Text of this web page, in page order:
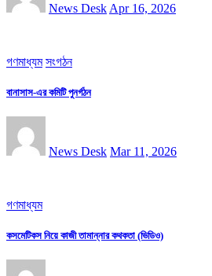
News Desk Apr 16, 2026
গণমাধ্যম সংগঠন
বানাসাস-এর কমিটি পুনর্গঠন
News Desk Mar 11, 2026
গণমাধ্যম
কসমেটিকস নিয়ে কাজী তামান্নার কথকতা (ভিডিও)